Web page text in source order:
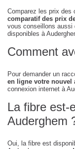
Comparez les prix des
comparatif des prix
vous conseillons aussi
disponibles à
Comment
Pour demander un
en ligne votre nouvel
connexion internet à
La fibre est-
Auderghem
Oui, la fibre est